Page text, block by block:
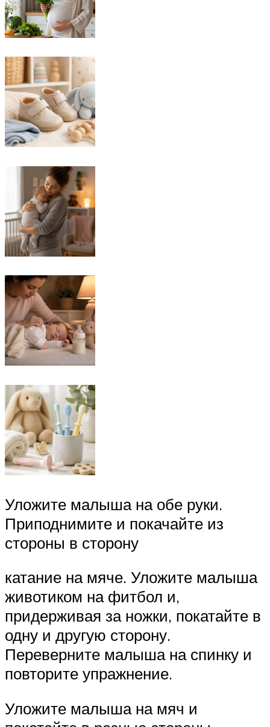
Уложите малыша на обе руки.
Приподнимите и покачайте из
стороны в сторону
катание на мяче. Уложите малыша
животиком на фитбол и,
придерживая за ножки, покатайте в
одну и другую сторону.
Переверните малыша на спинку и
повторите упражнение.
Уложите малыша на мяч и